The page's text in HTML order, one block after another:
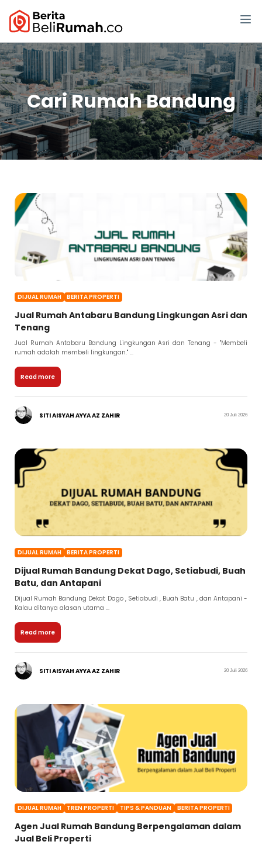
Cari Rumah Bandung
DIJUAL RUMAH BERITA PROPERTI
Jual Rumah Antabaru Bandung Lingkungan Asri dan
Tenang
Jual Rumah Antabaru Bandung Lingkungan Asri dan Tenang - "Membeli
rumah adalah membeli lingkungan." ...
Read more
SITI AISYAH AYYA AZ ZAHIR 20 Juli 2026
DIJUAL RUMAH BERITA PROPERTI
Dijual Rumah Bandung Dekat Dago, Setiabudi, Buah
Batu, dan Antapani
Dijual Rumah Bandung Dekat Dago , Setiabudi , Buah Batu , dan Antapani -
Kalau ditanya alasan utama ...
Read more
SITI AISYAH AYYA AZ ZAHIR 20 Juli 2026
DIJUAL RUMAH TREN PROPERTI TIPS & PANDUAN BERITA PROPERTI
Agen Jual Rumah Bandung Berpengalaman dalam
Jual Beli Properti